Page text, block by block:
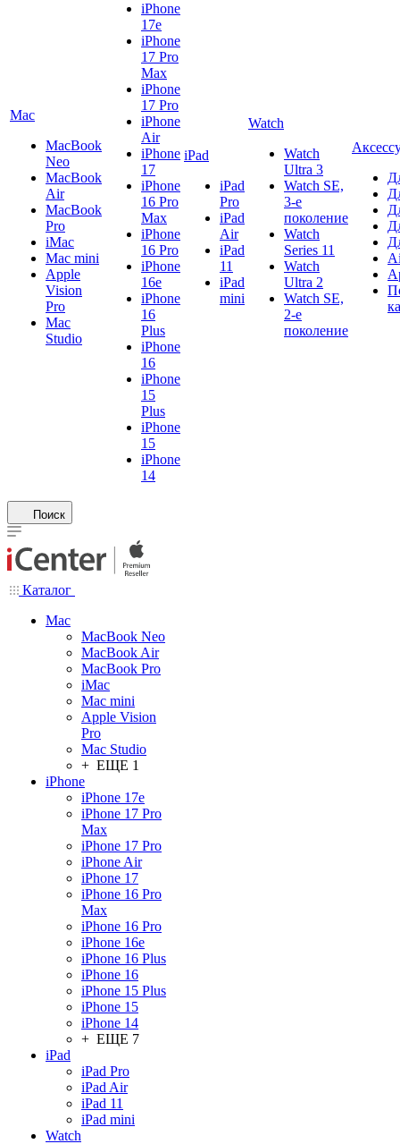
Mac
MacBook
Neo
MacBook
Air
MacBook
Pro
iMac
Mac mini
Apple
Vision
Pro
Mac
Studio
iPhone
17e
iPhone
17 Pro
Max
iPhone
17 Pro
iPhone
Air
iPhone
17
iPhone
16 Pro
Max
iPhone
16 Pro
iPhone
16e
iPhone
16
Plus
iPhone
16
iPhone
15
Plus
iPhone
15
iPhone
14
iPad
iPad
Pro
iPad
Air
iPad
11
iPad
mini
Watch
Watch
Ultra 3
Watch SE,
3-е
поколение
Watch
Series 11
Watch
Ultra 2
Watch SE,
2-е
поколение
Поиск
Каталог
Mac
MacBook Neo
MacBook Air
MacBook Pro
iMac
Mac mini
Apple Vision
Pro
Mac Studio
+ ЕЩЕ 1
iPhone
iPhone 17e
iPhone 17 Pro
Max
iPhone 17 Pro
iPhone Air
iPhone 17
iPhone 16 Pro
Max
iPhone 16 Pro
iPhone 16e
iPhone 16 Plus
iPhone 16
iPhone 15 Plus
iPhone 15
iPhone 14
+ ЕЩЕ 7
iPad
iPad Pro
iPad Air
iPad 11
iPad mini
Watch